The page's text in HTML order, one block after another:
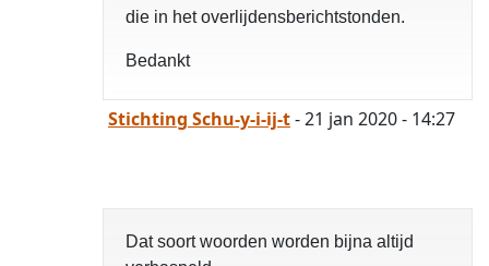
die in het overlijdensberichtstonden.
Bedankt
Stichting Schu-y-i-ij-t- 21 jan 2020 - 14:27
Dat soort woorden worden bijna altijd